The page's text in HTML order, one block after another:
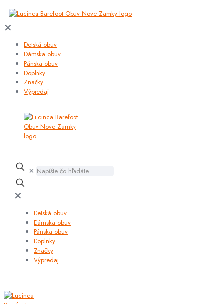
✕
Detská obuv
Dámska obuv
Pánska obuv
Doplnky
Značky
Výpredaj
✕
✕
Detská obuv
Dámska obuv
Pánska obuv
Doplnky
Značky
Výpredaj